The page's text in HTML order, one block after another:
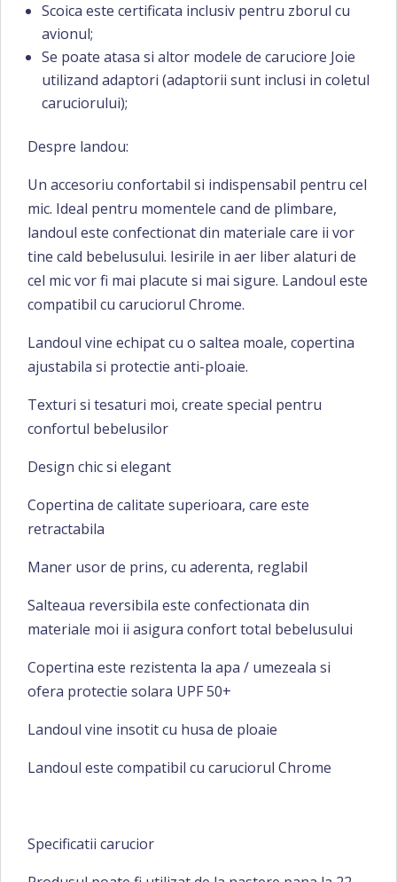
Scoica este certificata inclusiv pentru zborul cu
avionul;
Se poate atasa si altor modele de caruciore Joie
utilizand adaptori (adaptorii sunt inclusi in coletul
caruciorului);
Despre landou:
Un accesoriu confortabil si indispensabil pentru cel
mic. Ideal pentru momentele cand de plimbare,
landoul este confectionat din materiale care ii vor
tine cald bebelusului. Iesirile in aer liber alaturi de
cel mic vor fi mai placute si mai sigure. Landoul este
compatibil cu caruciorul Chrome.
Landoul vine echipat cu o saltea moale, copertina
ajustabila si protectie anti-ploaie.
Texturi si tesaturi moi, create special pentru
confortul bebelusilor
Design chic si elegant
Copertina de calitate superioara, care este
retractabila
Maner usor de prins, cu aderenta, reglabil
Salteaua reversibila este confectionata din
materiale moi ii asigura confort total bebelusului
Copertina este rezistenta la apa / umezeala si
ofera protectie solara UPF 50+
Landoul vine insotit cu husa de ploaie
Landoul este compatibil cu caruciorul Chrome
Specificatii carucior